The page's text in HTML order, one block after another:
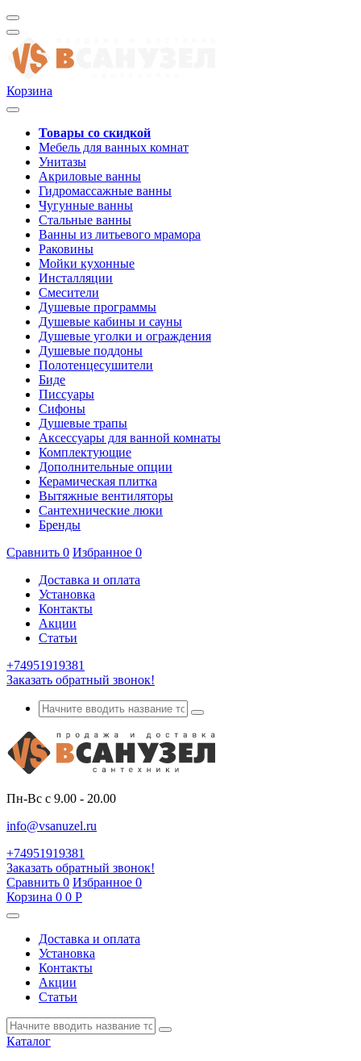
Корзина
Товары со скидкой
Мебель для ванных комнат
Унитазы
Акриловые ванны
Гидромассажные ванны
Чугунные ванны
Стальные ванны
Ванны из литьевого мрамора
Раковины
Мойки кухонные
Инсталляции
Смесители
Душевые программы
Душевые кабины и сауны
Душевые уголки и ограждения
Душевые поддоны
Полотенцесушители
Биде
Писсуары
Сифоны
Душевые трапы
Аксессуары для ванной комнаты
Комплектующие
Дополнительные опции
Керамическая плитка
Вытяжные вентиляторы
Сантехнические люки
Бренды
Сравнить 0 Избранное 0
Доставка и оплата
Установка
Контакты
Акции
Статьи
+74951919381
Заказать обратный звонок!
Пн-Вс с 9.00 - 20.00
info@vsanuzel.ru
+74951919381
Заказать обратный звонок!
Сравнить 0 Избранное 0
Корзина 0 0 Р
Доставка и оплата
Установка
Контакты
Акции
Статьи
Каталог